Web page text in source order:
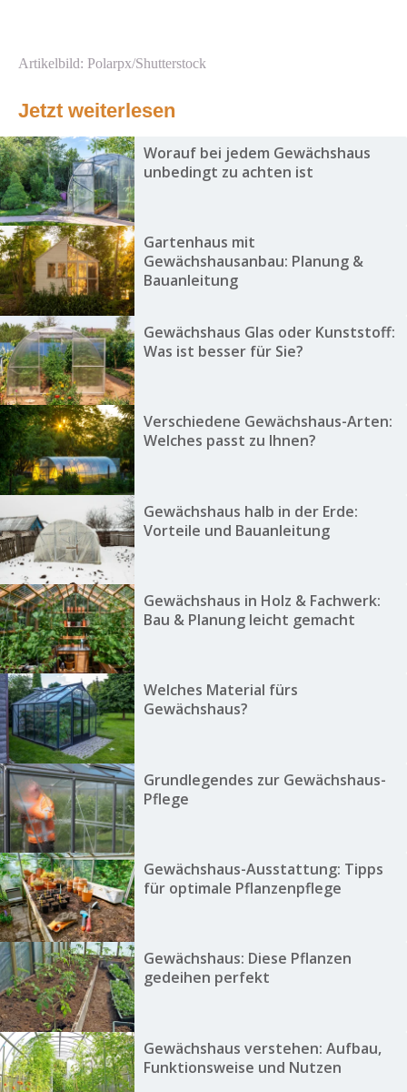
Artikelbild: Polarpx/Shutterstock
Jetzt weiterlesen
Worauf bei jedem Gewächshaus
unbedingt zu achten ist
Gartenhaus mit
Gewächshausanbau: Planung &
Bauanleitung
Gewächshaus Glas oder Kunststoff:
Was ist besser für Sie?
Verschiedene Gewächshaus-Arten:
Welches passt zu Ihnen?
Gewächshaus halb in der Erde:
Vorteile und Bauanleitung
Gewächshaus in Holz & Fachwerk:
Bau & Planung leicht gemacht
Welches Material fürs
Gewächshaus?
Grundlegendes zur Gewächshaus-
Pflege
Gewächshaus-Ausstattung: Tipps
für optimale Pflanzenpflege
Gewächshaus: Diese Pflanzen
gedeihen perfekt
Gewächshaus verstehen: Aufbau,
Funktionsweise und Nutzen